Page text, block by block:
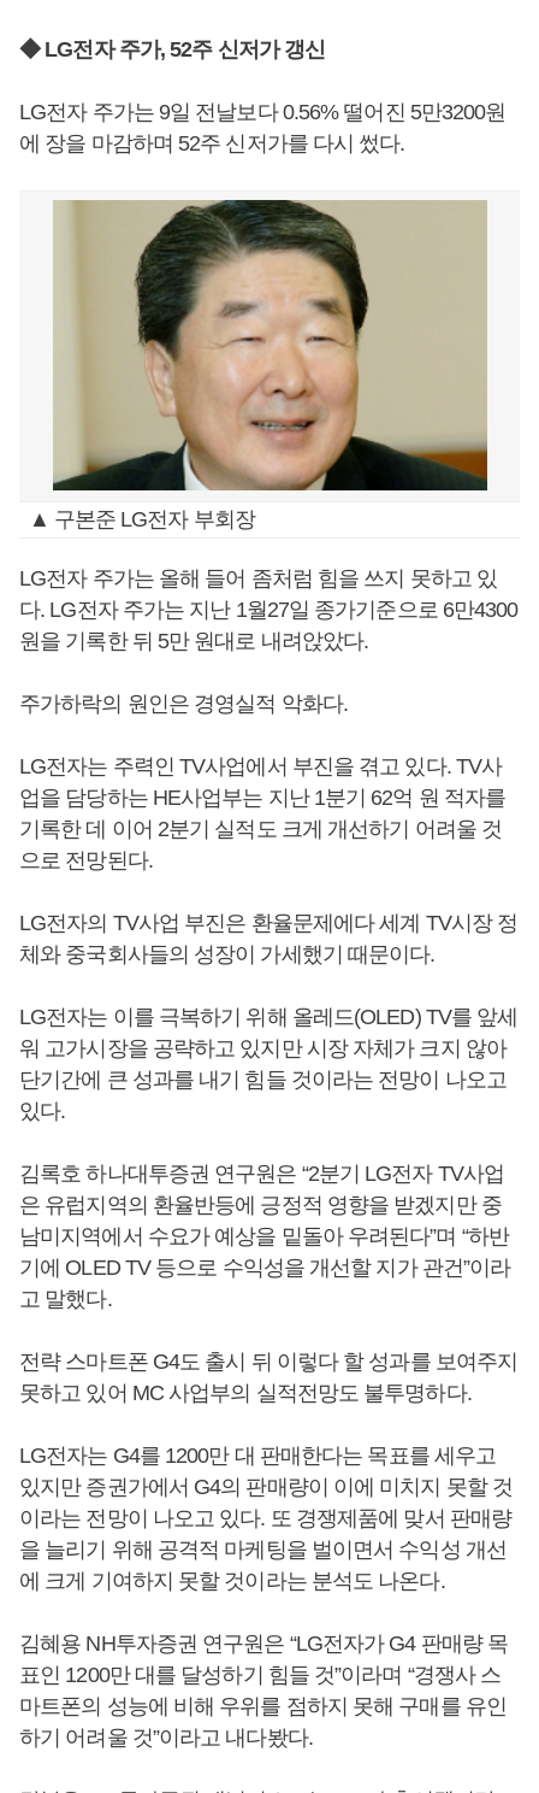
◆ LG전자 주가, 52주 신저가 갱신
LG전자 주가는 9일 전날보다 0.56% 떨어진 5만3200원
에 장을 마감하며 52주 신저가를 다시 썼다.
▲ 구본준 LG전자 부회장
LG전자 주가는 올해 들어 좀처럼 힘을 쓰지 못하고 있
다. LG전자 주가는 지난 1월27일 종가기준으로 6만4300
원을 기록한 뒤 5만 원대로 내려앉았다.
주가하락의 원인은 경영실적 악화다.
LG전자는 주력인 TV사업에서 부진을 겪고 있다. TV사
업을 담당하는 HE사업부는 지난 1분기 62억 원 적자를
기록한 데 이어 2분기 실적도 크게 개선하기 어려울 것
으로 전망된다.
LG전자의 TV사업 부진은 환율문제에다 세계 TV시장 정
체와 중국회사들의 성장이 가세했기 때문이다.
LG전자는 이를 극복하기 위해 올레드(OLED) TV를 앞세
워 고가시장을 공략하고 있지만 시장 자체가 크지 않아
단기간에 큰 성과를 내기 힘들 것이라는 전망이 나오고
있다.
김록호 하나대투증권 연구원은 “2분기 LG전자 TV사업
은 유럽지역의 환율반등에 긍정적 영향을 받겠지만 중
남미지역에서 수요가 예상을 밑돌아 우려된다”며 “하반
기에 OLED TV 등으로 수익성을 개선할 지가 관건”이라
고 말했다.
전략 스마트폰 G4도 출시 뒤 이렇다 할 성과를 보여주지
못하고 있어 MC 사업부의 실적전망도 불투명하다.
LG전자는 G4를 1200만 대 판매한다는 목표를 세우고
있지만 증권가에서 G4의 판매량이 이에 미치지 못할 것
이라는 전망이 나오고 있다. 또 경쟁제품에 맞서 판매량
을 늘리기 위해 공격적 마케팅을 벌이면서 수익성 개선
에 크게 기여하지 못할 것이라는 분석도 나온다.
김혜용 NH투자증권 연구원은 “LG전자가 G4 판매량 목
표인 1200만 대를 달성하기 힘들 것”이라며 “경쟁사 스
마트폰의 성능에 비해 우위를 점하지 못해 구매를 유인
하기 어려울 것”이라고 내다봤다.